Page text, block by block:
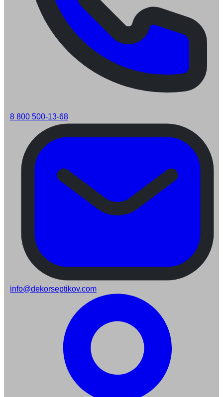
8 800 500-13-68
info@dekorseptikov.com